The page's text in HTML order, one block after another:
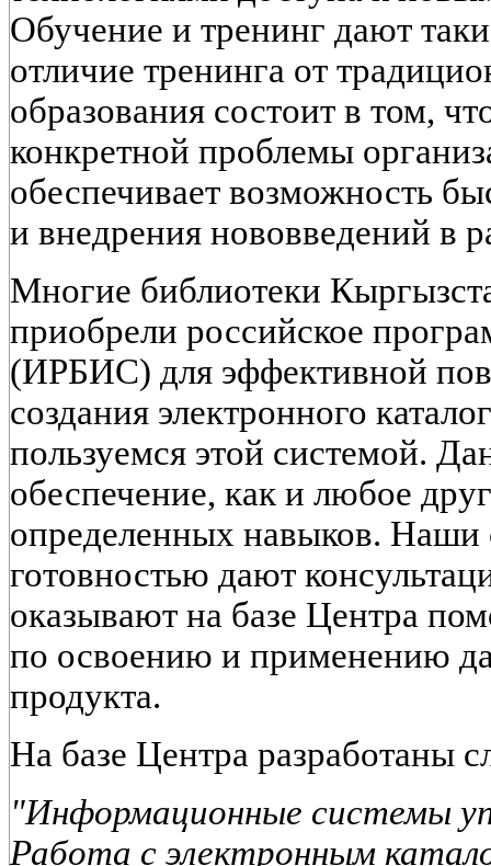
Обучение и тренинг дают
отличие тренинга от
образования состоит в том,
конкретной проблемы
обеспечивает возможность
и внедрения нововведений в
Многие библиотеки
приобрели российское
(ИРБИС) для эффективной
создания электронного
пользуемся этой системой.
обеспечение, как и любое
определенных навыков. Наши
готовностью дают
оказывают на базе Центра
по освоению и применению
продукта.
На базе Центра разработаны
"Информационные системы
Работа с электронным